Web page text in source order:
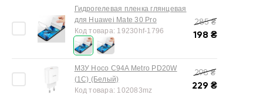
Гидрогелевая пленка глянцевая
для Huawei Mate 30 Pro
Код товара: 19230hf-1796
285₴
198 ₴
МЗУ Hoco C94A Metro PD20W
(1C) (Белый)
Код товара: 102083mz
298₴
229 ₴